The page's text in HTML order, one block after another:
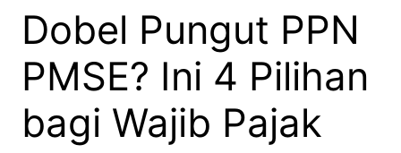
Dobel Pungut PPN
PMSE? Ini 4 Pilihan
bagi Wajib Pajak